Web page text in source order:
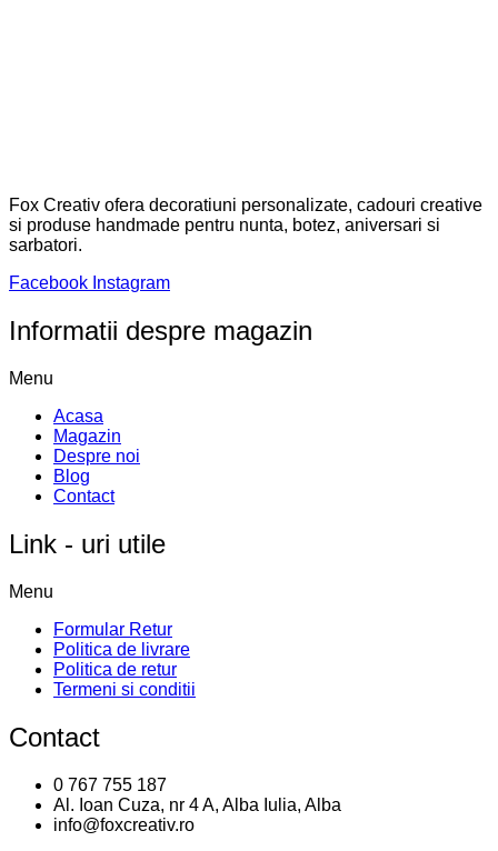
Fox Creativ ofera decoratiuni personalizate, cadouri creative
si produse handmade pentru nunta, botez, aniversari si
sarbatori.
Facebook Instagram
Informatii despre magazin
Menu
Acasa
Magazin
Despre noi
Blog
Contact
Link - uri utile
Menu
Formular Retur
Politica de livrare
Politica de retur
Termeni si conditii
Contact
0 767 755 187
Al. Ioan Cuza, nr 4 A, Alba Iulia, Alba
info@foxcreativ.ro